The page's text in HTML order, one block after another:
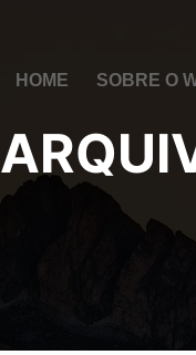
HOME SOBRE O